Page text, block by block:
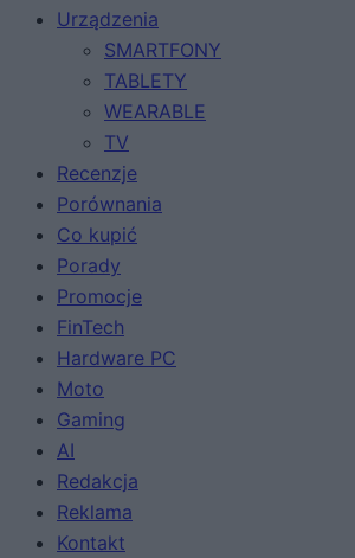
Urządzenia
SMARTFONY
TABLETY
WEARABLE
TV
Recenzje
Porównania
Co kupić
Porady
Promocje
FinTech
Hardware PC
Moto
Gaming
AI
Redakcja
Reklama
Kontakt